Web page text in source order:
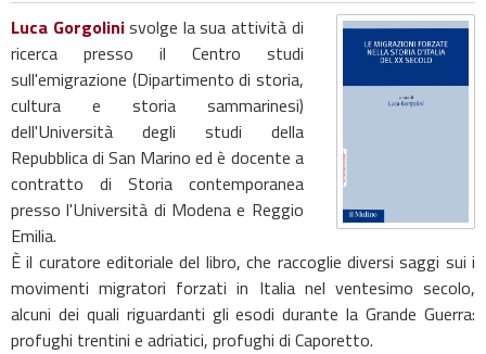
Luca Gorgolinisvolge la sua attività di
ricerca presso il Centro studi
sull'emigrazione (Dipartimento di storia,
cultura e storia sammarinesi)
dell'Università degli studi della
Repubblica di San Marino ed è docente a
contratto di Storia contemporanea
presso l'Università di Modena e Reggio
Emilia.
È il curatore editoriale del libro, che raccoglie diversi saggi sui i
movimenti migratori forzati in Italia nel ventesimo secolo,
alcuni dei quali riguardanti gli esodi durante la Grande Guerra:
profughi trentini e adriatici, profughi di Caporetto.